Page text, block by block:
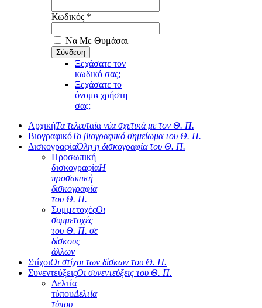
Κωδικός *
Να Με Θυμάσαι
Ξεχάσατε τον
κωδικό σας;
Ξεχάσατε το
όνομα χρήστη
σας;
ΑρχικήΤα τελευταία νέα σχετικά με τον Θ. Π.
ΒιογραφικόΤο βιογραφικό σημείωμα του Θ. Π.
ΔισκογραφίαΌλη η δισκογραφία του Θ. Π.
Προσωπική
δισκογραφίαΗ
προσωπική
δισκογραφία
του Θ. Π.
ΣυμμετοχέςΟι
συμμετοχές
του Θ. Π. σε
δίσκους
άλλων
ΣτίχοιΟι στίχοι των δίσκων του Θ. Π.
ΣυνεντεύξειςΟι συνεντεύξεις του Θ. Π.
Δελτία
τύπουΔελτία
τύπου